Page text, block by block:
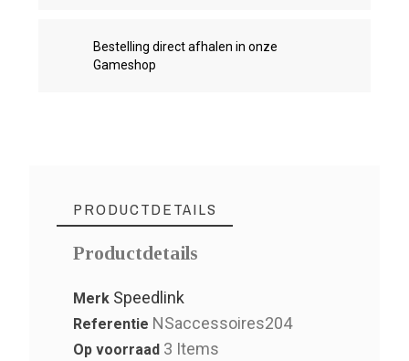
Bestelling direct afhalen in onze
Gameshop
PRODUCTDETAILS
Productdetails
Merk Speedlink
Referentie NSaccessoires204
Op voorraad 3 Items